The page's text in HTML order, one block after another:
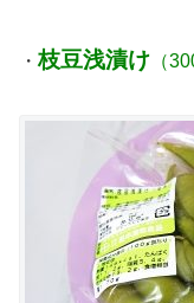
・枝豆浅漬け （